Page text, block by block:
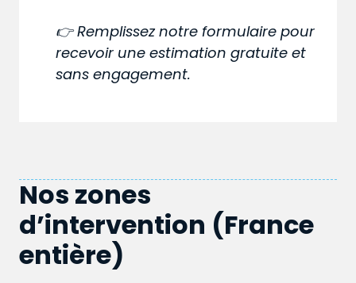
👉 Remplissez notre formulaire pour
recevoir une estimation gratuite et
sans engagement.
Nos zones
d’intervention (France
entière)